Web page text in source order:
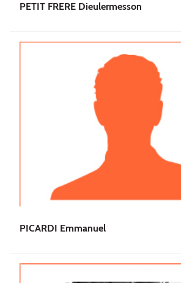
PETIT FRERE Dieulermesson
PICARDI Emmanuel